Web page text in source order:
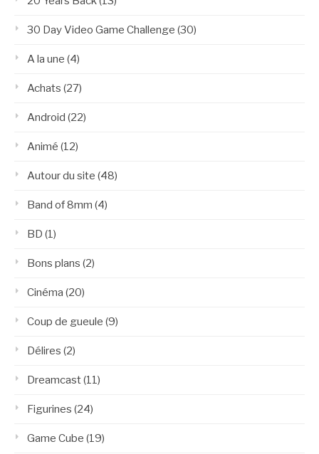
30 Day Video Game Challenge (30)
A la une (4)
Achats (27)
Android (22)
Animé (12)
Autour du site (48)
Band of 8mm (4)
BD (1)
Bons plans (2)
Cinéma (20)
Coup de gueule (9)
Délires (2)
Dreamcast(11)
Figurines (24)
Game Cube (19)